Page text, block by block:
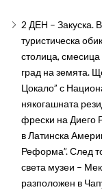
2 ДЕН – Закуска.
туристическа
столица, смесица
град на земята.
Цокало” с
някогашната
фрески на Диего
в Латинска
Реформа”. След
света музеи –
разположен в